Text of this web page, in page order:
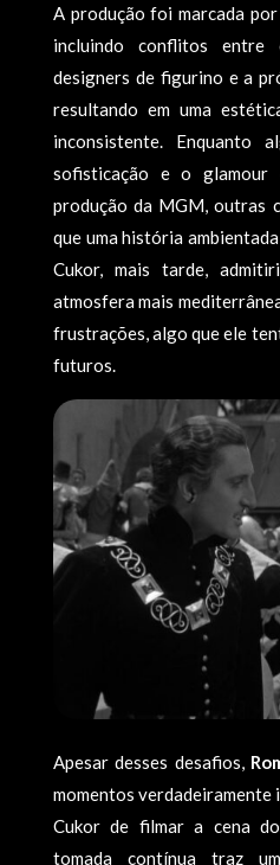
A produção foi marcada
incluindo conflitos
designers de figurino e a
resultando em uma
inconsistente. Enquanto
sofisticação e o glamour
produção da MGM, outras
que uma história
Cukor, mais tarde,
atmosfera mais
frustrações, algo que ele
futuros.
Apesar desses desafios,
momentos verdadeiramente
Cukor de filmar a cena
tomada contínua traz